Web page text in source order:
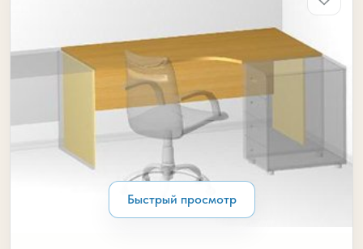
Быстрый просмотр